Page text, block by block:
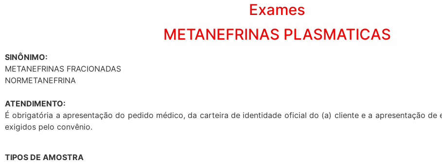
Exames
METANEFRINAS PLASMATICAS
SINÔNIMO:
METANEFRINAS FRACIONADAS
NORMETANEFRINA
ATENDIMENTO:
É obrigatória a apresentação do pedido médico, da carteira de identidade oficial do (a) cliente e a apresentação de
exigidos pelo convênio.
TIPOS DE AMOSTRA